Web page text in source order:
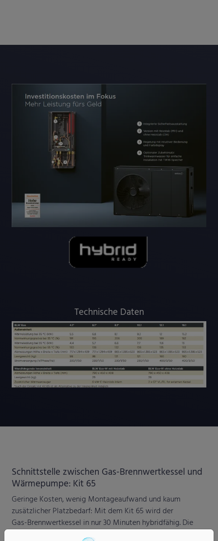
Technische Daten
Schnittstelle zwischen Gas-Brennwertkessel und
Wärmepumpe: Kit 65
Geringe Kosten, wenig Montageaufwand und kaum
zusätzlicher Platzbedarf: Mit dem Kit 65 wird der
Gas-Brennwertkessel in nur 30 Minuten hybridfähig. Die